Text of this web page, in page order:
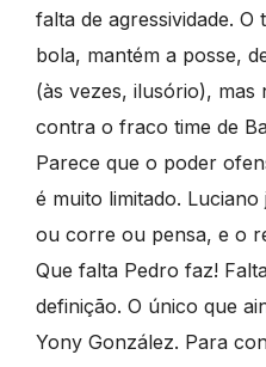
falta de agressividade. O
bola, mantém a posse,
(às vezes, ilusório), mas
contra o fraco time de
Parece que o poder
é muito limitado.
ou corre ou pensa, e o
Que falta Pedro faz!
definição. O único que
Yony González. Para